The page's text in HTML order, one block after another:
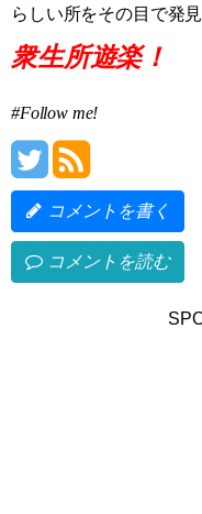
らしい所をその目で発
衆生所遊楽！
#Follow me!
コメントを書く
コメントを読む